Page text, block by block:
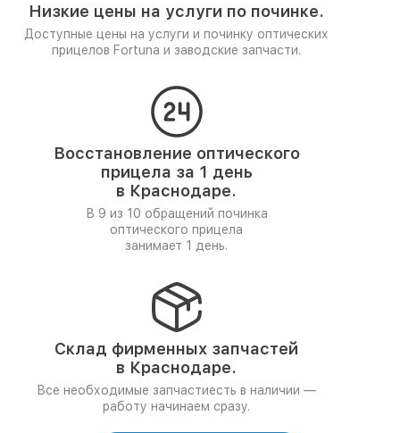
Низкие цены на услуги по починке.
Доступные цены на услуги и починку оптических
прицелов Fortuna и заводские запчасти.
Восстановление оптического
прицела за 1 день
в Краснодаре.
В 9 из 10 обращений починка
оптического прицела
занимает 1 день.
Склад фирменных запчастей
в Краснодаре.
Все необходимые запчастиесть в наличии —
работу начинаем сразу.